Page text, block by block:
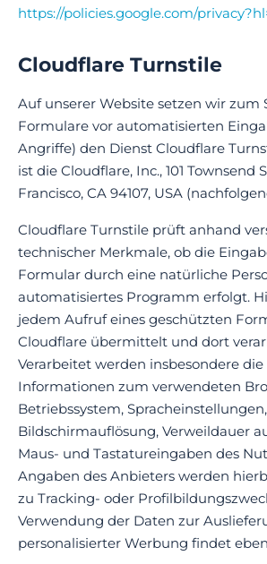
https://policies.google.com/
Cloudflare Turnstile
Auf unserer Website setzen wir zum
Formulare vor automatisierten
Angriffe) den Dienst Cloudflare
ist die Cloudflare, Inc., 101 Townsend
Francisco, CA 94107, USA
Cloudflare Turnstile prüft anhand
technischer Merkmale, ob die
Formular durch eine natürliche
automatisiertes Programm erfolgt.
jedem Aufruf eines geschützten
Cloudflare übermittelt und dort
Verarbeitet werden insbesondere die
Informationen zum verwendeten
Betriebssystem, Spracheinstellungen,
Bildschirmauflösung, Verweildauer
Maus- und Tastatureingaben des
Angaben des Anbieters werden
zu Tracking- oder
Verwendung der Daten zur
personalisierter Werbung findet